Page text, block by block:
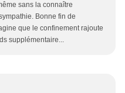
sans la connaître
Bonne fin de
que le confinement rajoute
supplémentaire...